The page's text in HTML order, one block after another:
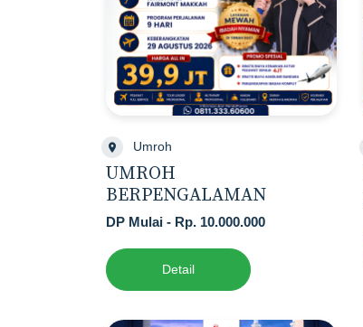
Umroh
UMROH
BERPENGALAMAN
DP Mulai - Rp. 10.000.000
Detail